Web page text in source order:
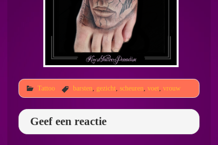
Tattoo barsten gezicht, scheuren voet, vrouw
Geef een reactie